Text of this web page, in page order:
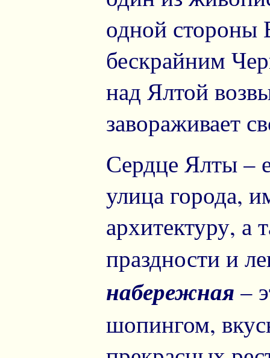
одной стороны
бескрайним
над Ялтой
завораживает
Сердце Ялты –
улица города,
архитектуру, а
праздности и
набережная –
шопингом,